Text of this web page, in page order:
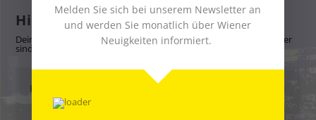
Hinterlasse eine Antwort
Deine E-Mail-Adresse wird nicht veröffentlicht.Erforderliche Felder
sind mit
Melden Sie sich bei unserem Newsletter an
und werden Sie monatlich über Wiener
Neuigkeiten informiert.